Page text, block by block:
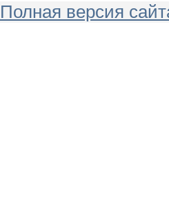
Полная версия